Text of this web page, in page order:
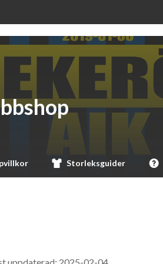
Storleksguider